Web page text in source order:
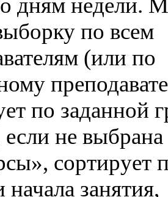
дням недели.
по всем
(или по
по заданной
если не
сортирует
начала занятия,